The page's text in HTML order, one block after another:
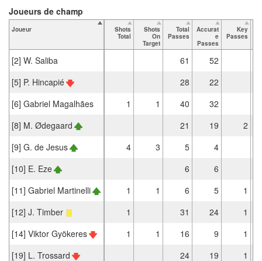
Joueur
Shots
Total
Shots
On
Target
Total
Passes
Accurat
e
Passes
Key
Passes
[2] W. Saliba 61
52
[5] P. Hincapié
28
22
[6] Gabriel Magalhães
1 1 40
32
[8] M. Ødegaard
21 19
2
[9] G. de Jesus
4 3 5
4
[10] E. Eze
6
6
[11] Gabriel Martinelli
1 1 6 5
1
[12] J. Timber
1 31 24
1
[14] Viktor Gyökeres
1 1 16 9
1
[19] L. Trossard
24 19 1
Joueurs de champ